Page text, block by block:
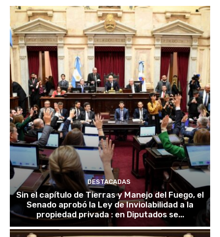
DESTACADAS
Sin el capítulo de Tierras y Manejo del Fuego, el
Senado aprobó la Ley de Inviolabilidad a la
propiedad privada : en Diputados se...